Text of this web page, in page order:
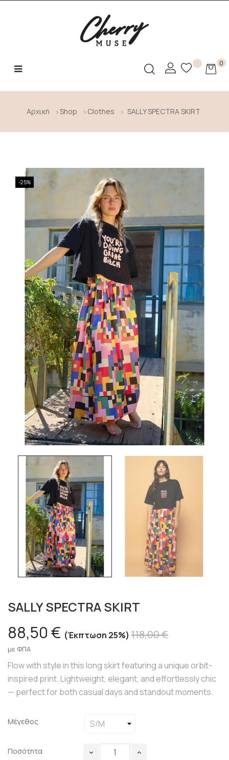
Toggle
☰ 0
Αρχική Shop Clothes SALLY SPECTRA SKIRT
-25%
SALLY SPECTRA SKIRT
88,50 € Έκπτωση 25% 118,00 €
με ΦΠΑ
Flow with style in this long skirt featuring a unique orbit-
inspired print. Lightweight, elegant, and effortlessly chic
— perfect for both casual days and standout moments.
Μέγεθος
Ποσότητα